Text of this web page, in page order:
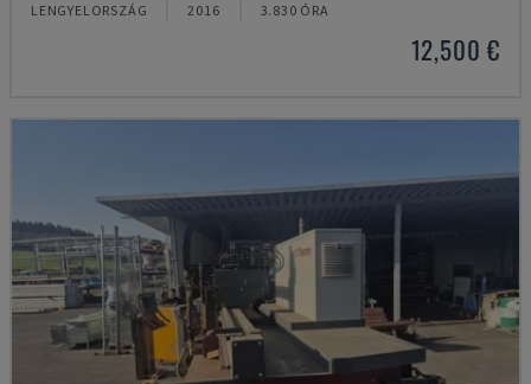
LENGYELORSZÁG 2016 3.830 ÓRA
12,500 €